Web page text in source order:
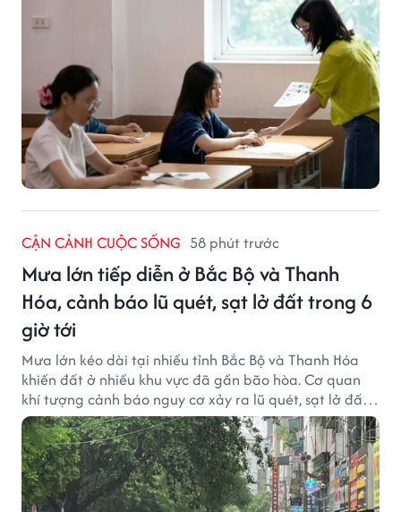
CẬN CẢNH CUỘC SỐNG 58 phút trước
Mưa lớn tiếp diễn ở Bắc Bộ và Thanh
Hóa, cảnh báo lũ quét, sạt lở đất trong 6
giờ tới
Mưa lớn kéo dài tại nhiều tỉnh Bắc Bộ và Thanh Hóa
khiến đất ở nhiều khu vực đã gần bão hòa. Cơ quan
khí tượng cảnh báo nguy cơ xảy ra lũ quét, sạt lở đất
trong những giờ tới.